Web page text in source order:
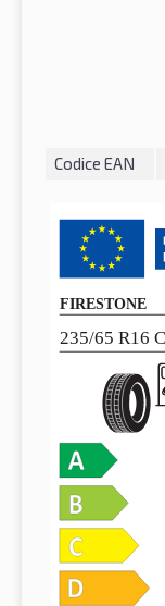
Codice EAN